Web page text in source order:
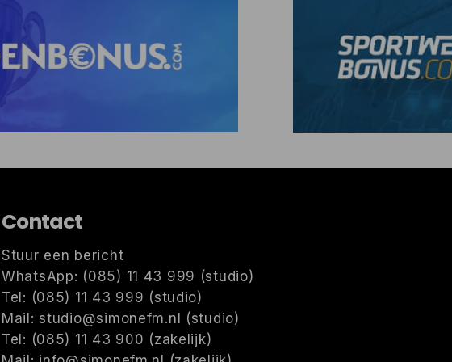
Contact
Stuur een bericht
WhatsApp: (085) 11 43 999 (studio)
Tel: (085) 11 43 999 (studio)
Mail: studio@simonefm.nl (studio)
Tel: (085) 11 43 900 (zakelijk)